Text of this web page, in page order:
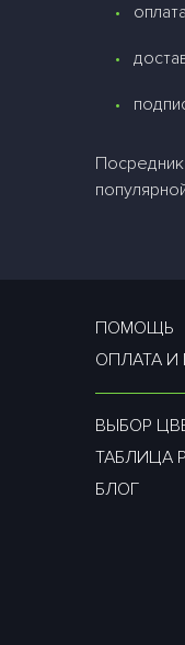
ПОМОЩЬ
ОПЛАТА И
ВЫБОР
ТАБЛИЦА
БЛОГ